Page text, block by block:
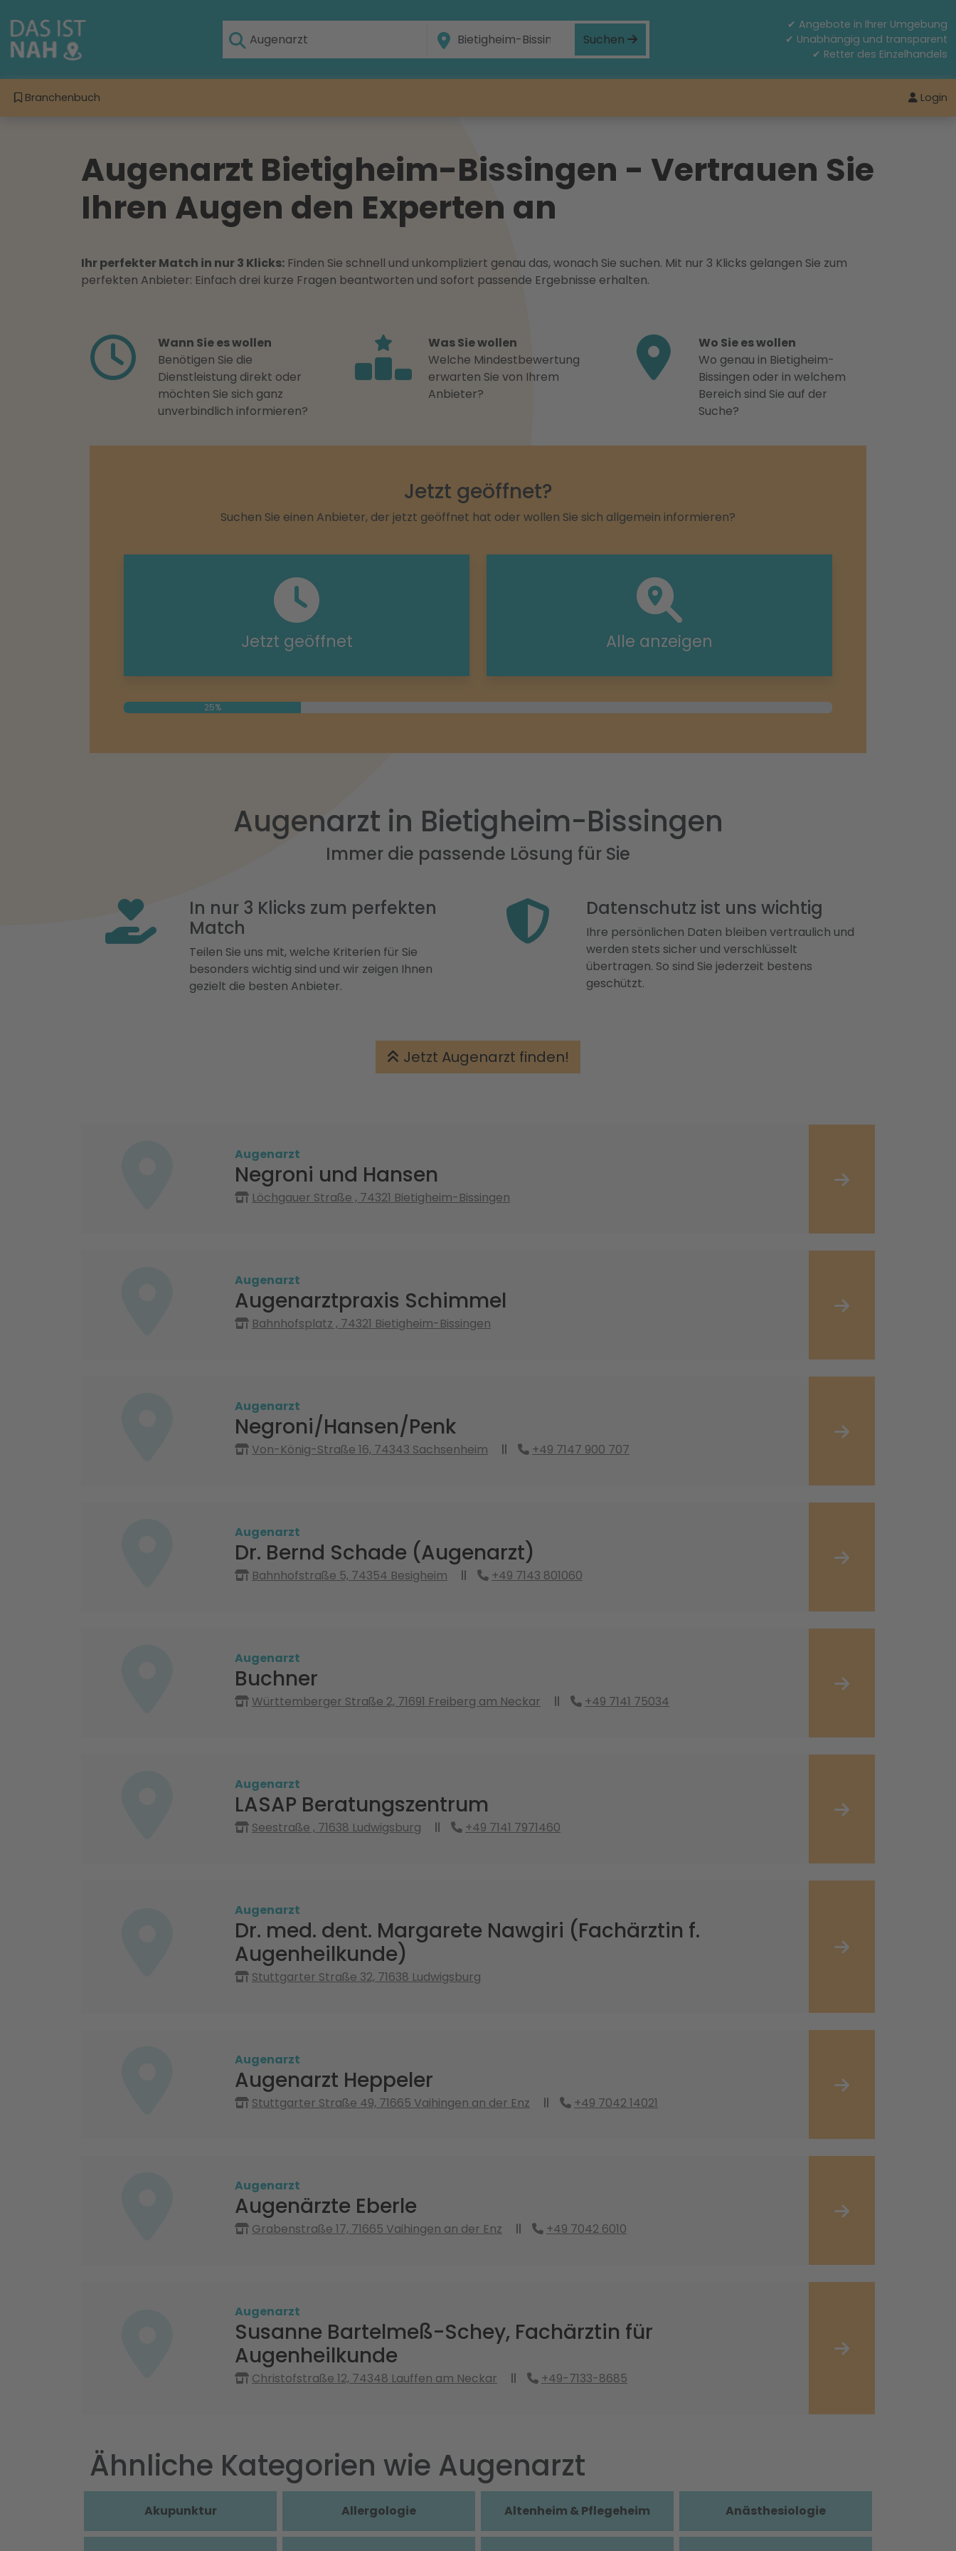
Suchen
✔ Angebote in Ihrer Umgebung
✔ Unabhängig und transparent
✔ Retter des Einzelhandels
Branchenbuch Login
Augenarzt Bietigheim-Bissingen - Vertrauen Sie
Ihren Augen den Experten an
Ihr perfekter Match in nur 3 Klicks: Finden Sie schnell und unkompliziert genau das, wonach Sie suchen. Mit nur 3 Klicks gelangen Sie zum
perfekten Anbieter: Einfach drei kurze Fragen beantworten und sofort passende Ergebnisse erhalten.
Wann Sie es wollen
Benötigen Sie die
Dienstleistung direkt oder
möchten Sie sich ganz
unverbindlich informieren?
Was Sie wollen
Welche Mindestbewertung
erwarten Sie von Ihrem
Anbieter?
Wo Sie es wollen
Wo genau in Bietigheim-
Bissingen oder in welchem
Bereich sind Sie auf der
Suche?
Jetzt geöffnet?
Suchen Sie einen Anbieter, der jetzt geöffnet hat oder wollen Sie sich allgemein informieren?
Jetzt geöffnet Alle anzeigen
25%
Augenarzt in Bietigheim-Bissingen
Immer die passende Lösung für Sie
In nur 3 Klicks zum perfekten
Match
Teilen Sie uns mit, welche Kriterien für Sie
besonders wichtig sind und wir zeigen Ihnen
gezielt die besten Anbieter.
Datenschutz ist uns wichtig
Ihre persönlichen Daten bleiben vertraulich und
werden stets sicher und verschlüsselt
übertragen. So sind Sie jederzeit bestens
geschützt.
Jetzt Augenarzt finden!
Augenarzt
Negroni und Hansen
Löchgauer Straße , 74321 Bietigheim-Bissingen
Augenarzt
Augenarztpraxis Schimmel
Bahnhofsplatz , 74321 Bietigheim-Bissingen
Augenarzt
Negroni/Hansen/Penk
Von-König-Straße 16, 74343 Sachsenheim +49 7147 900 707
Augenarzt
Dr. Bernd Schade (Augenarzt)
Bahnhofstraße 5, 74354 Besigheim +49 7143 801060
Augenarzt
Buchner
Württemberger Straße 2, 71691 Freiberg am Neckar +49 7141 75034
Augenarzt
LASAP Beratungszentrum
Seestraße , 71638 Ludwigsburg +49 7141 7971460
Augenarzt
Dr. med. dent. Margarete Nawgiri (Fachärztin f.
Augenheilkunde)
Stuttgarter Straße 32, 71638 Ludwigsburg
Augenarzt
Augenarzt Heppeler
Stuttgarter Straße 49, 71665 Vaihingen an der Enz +49 7042 14021
Augenarzt
Augenärzte Eberle
Grabenstraße 17, 71665 Vaihingen an der Enz +49 7042 6010
Augenarzt
Susanne Bartelmeß-Schey, Fachärztin für
Augenheilkunde
Christofstraße 12, 74348 Lauffen am Neckar +49-7133-8685
Ähnliche Kategorien wie Augenarzt
Akupunktur Allergologie Altenheim & Pflegeheim Anästhesiologie